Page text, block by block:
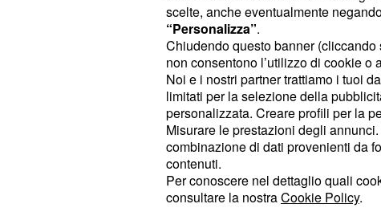
diffuso nel caso dei collaboratori, che
aperta,questa deve essere chiusa
contributo.
Il collaboratore che richiede l’accesso
erogata dall’INPS deve, inoltre,
disoccupazioneinvolontaria (termine
o risoluzione unilaterale da parte del
contare su almeno tre mesi di
scelte, anche eventualmente
“Personalizza”.
Chiudendo questo banner (cliccando
non consentono l’utilizzo di cookie
Noi e i nostri partner trattiamo i tuoi
limitati per la selezione della
personalizzata. Creare profili per la
Misurare le prestazioni degli
combinazione di dati provenienti da
contenuti.
Per conoscere nel dettaglio quali
consultare la nostraCookie Policy.